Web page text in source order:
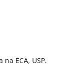
ECA, USP.